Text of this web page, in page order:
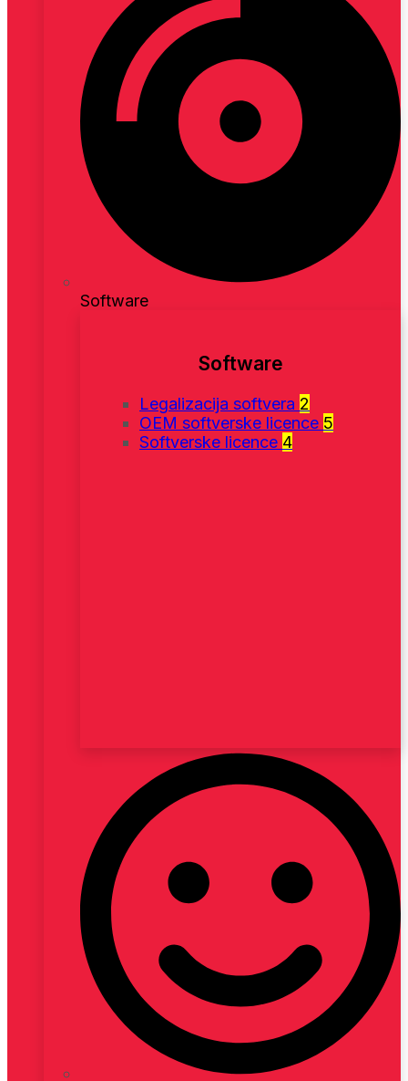
Software
Software
Legalizacija softvera 2
OEM softverske licence 5
Softverske licence 4